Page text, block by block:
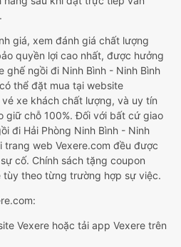
giá, xem đánh giá chất lượng
quyền lợi cao nhất, được hưởng
ghế ngồi đi Ninh Bình - Ninh Bình
thể đặt mua tại website
xe khách chất lượng, và uy tín
giữ chỗ 100%. Đối với bất cứ giao
đi Hải Phòng Ninh Bình - Ninh
trang web Vexere.com đều được
cố. Chính sách tặng coupon
tùy theo từng trường hợp sự việc.
Vexere hoặc tải app Vexere trên